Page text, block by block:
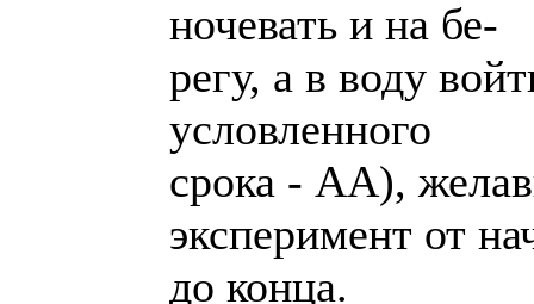
ночевать и на бе-
регу, а в воду
условленного
срока - АА),
эксперимент от
до конца.